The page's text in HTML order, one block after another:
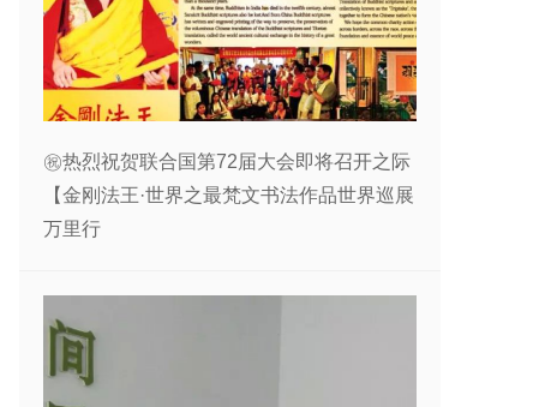
㊗️热烈祝贺联合国第72届大会即将召开之际
【金刚法王·世界之最梵文书法作品世界巡展
万里行